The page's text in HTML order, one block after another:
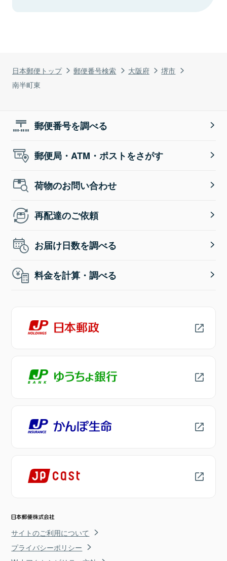
日本郵便トップ 郵便番号検索 大阪府
堺市
南半町東
郵便番号を調べる
郵便局・ATM・ポストをさがす
荷物のお問い合わせ
再配達のご依頼
お届け日数を調べる
料金を計算・調べる
サイトのご利用について
プライバシーポリシー